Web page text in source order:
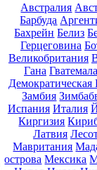
Австралия
Барбуда
Бахрейн Белиз
Герцеговина
Великобритания
Гана Гватемала
Замбия
Испания Италия
Киргизия
Латвия
Мавритания
острова Мексика